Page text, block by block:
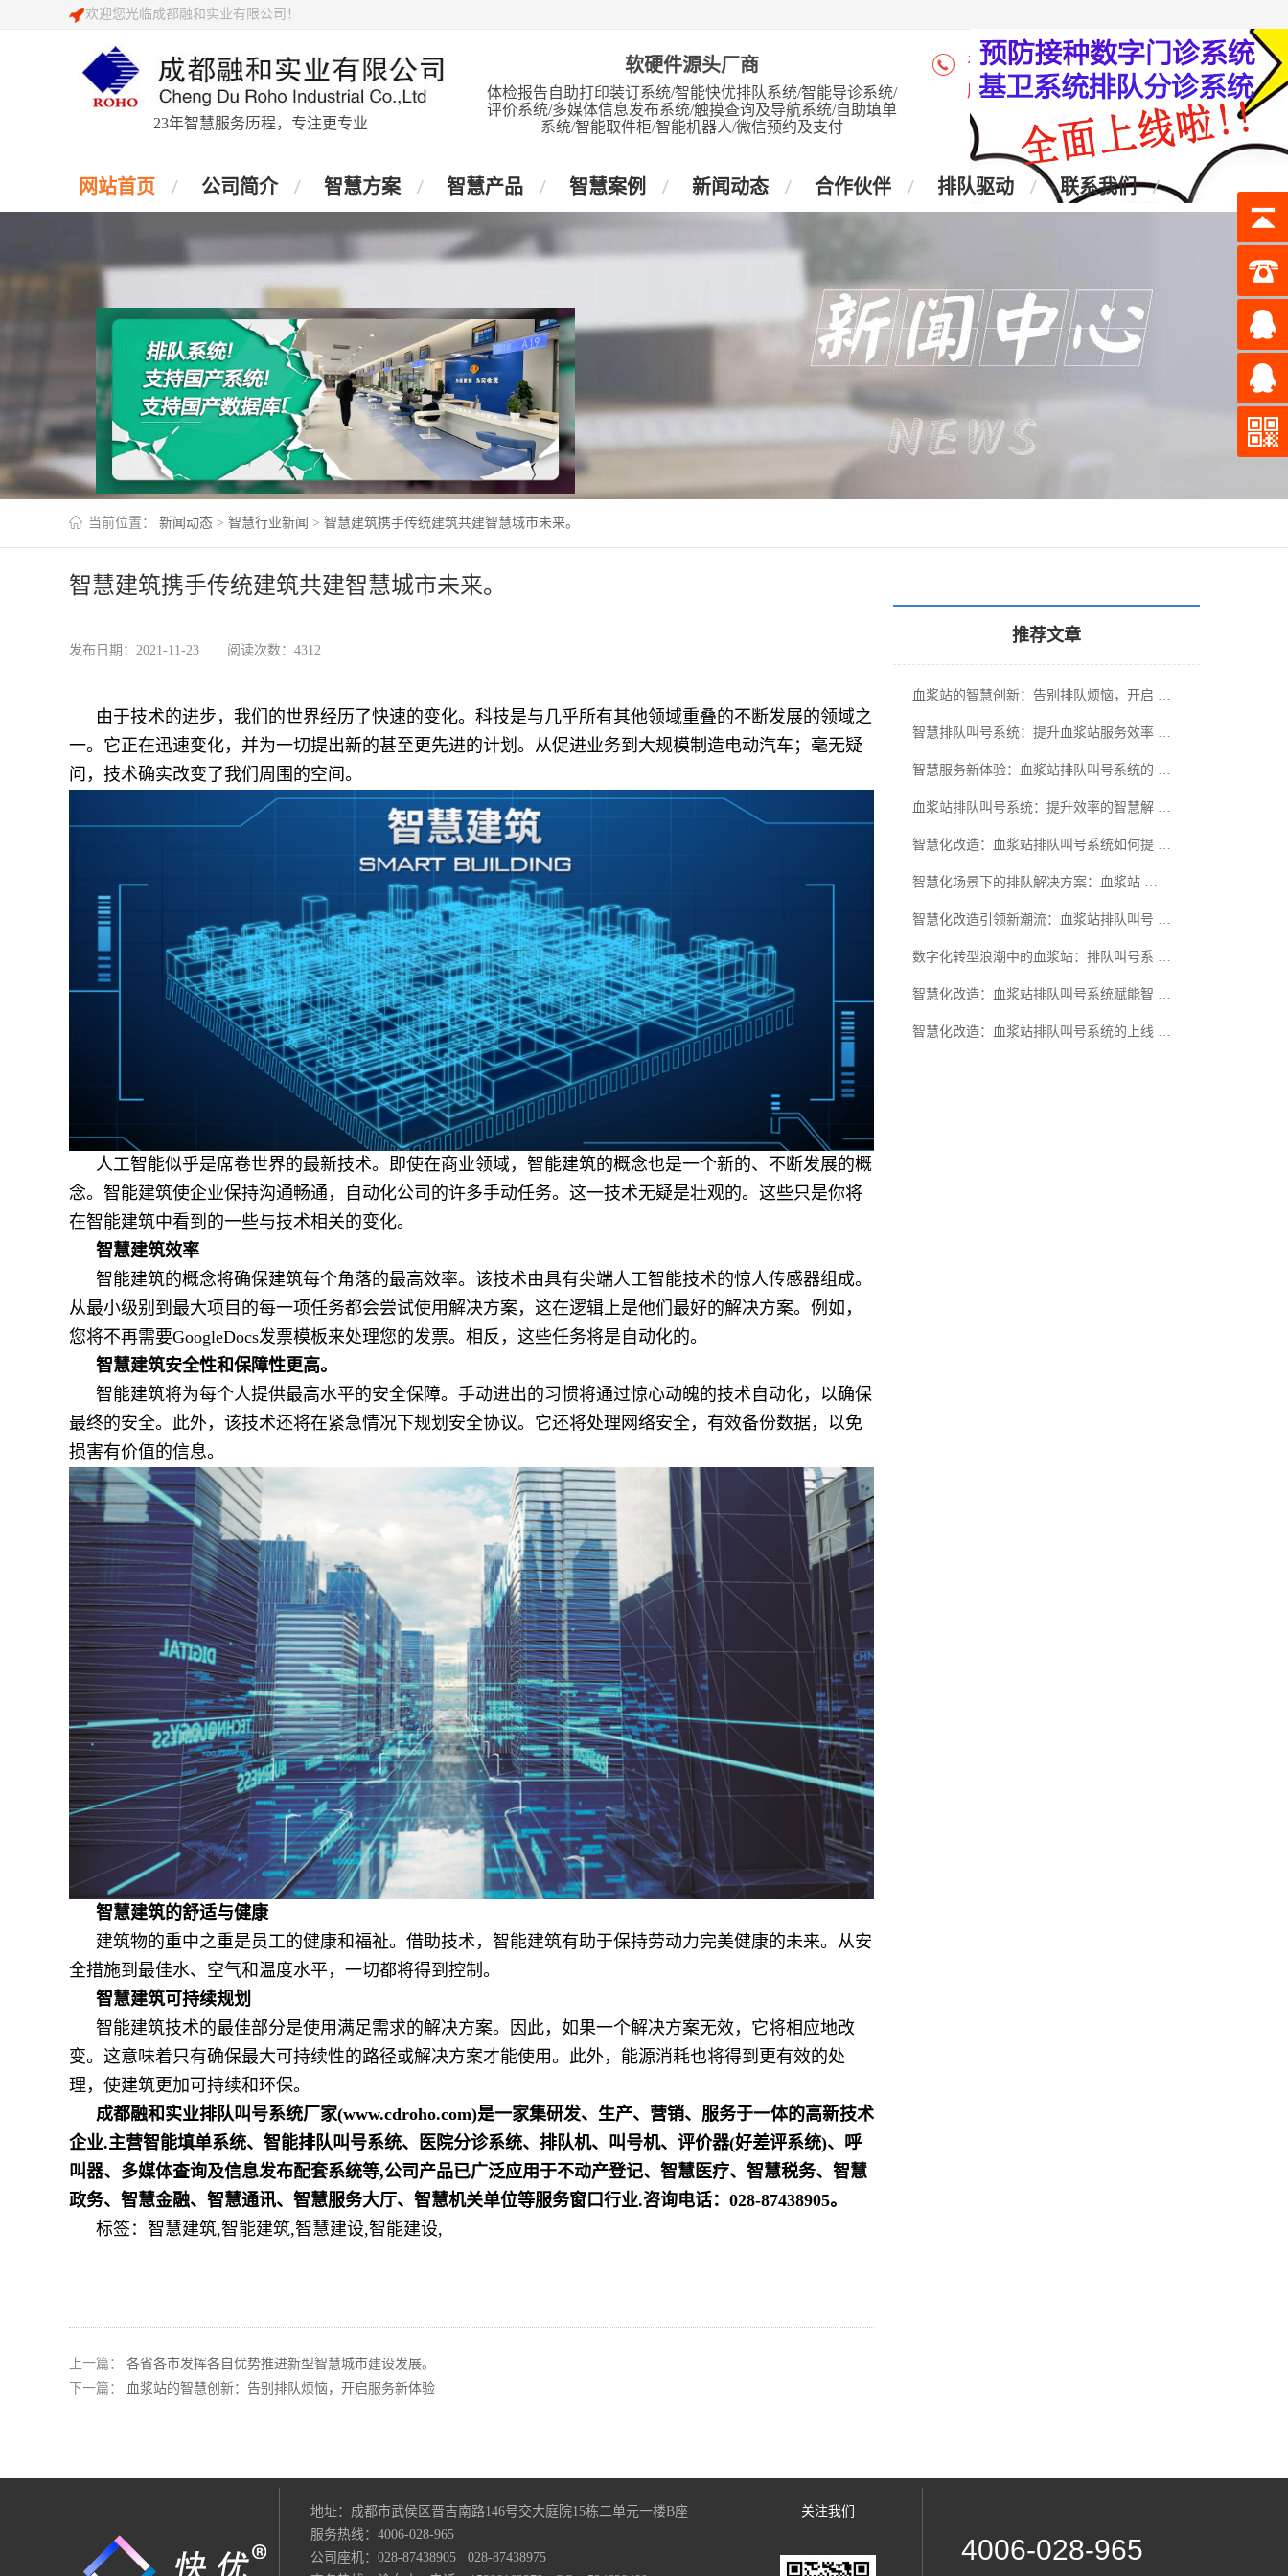
欢迎您光临成都融和实业有限公司！
23年智慧服务历程，专注更专业
软硬件源头厂商
体检报告自助打印装订系统/智能快优排队系统/智能导诊系统/
评价系统/多媒体信息发布系统/触摸查询及导航系统/自助填单
系统/智能取件柜/智能机器人/微信预约及支付
咨询热线：4006-028-965
座 机：028-87438905
网站首页 公司简介 智慧方案 智慧产品 智慧案例 新闻动态 合作伙伴 排队驱动 联系我们
当前位置： 新闻动态 > 智慧行业新闻 > 智慧建筑携手传统建筑共建智慧城市未来。
智慧建筑携手传统建筑共建智慧城市未来。
发布日期：2021-11-23 阅读次数：4312
由于技术的进步，我们的世界经历了快速的变化。科技是与几乎所有其他领域重叠的不断发展的领域之
一。它正在迅速变化，并为一切提出新的甚至更先进的计划。从促进业务到大规模制造电动汽车；毫无疑
问，技术确实改变了我们周围的空间。
人工智能似乎是席卷世界的最新技术。即使在商业领域，智能建筑的概念也是一个新的、不断发展的概
念。智能建筑使企业保持沟通畅通，自动化公司的许多手动任务。这一技术无疑是壮观的。这些只是你将
在智能建筑中看到的一些与技术相关的变化。
智慧建筑效率
智能建筑的概念将确保建筑每个角落的最高效率。该技术由具有尖端人工智能技术的惊人传感器组成。
从最小级别到最大项目的每一项任务都会尝试使用解决方案，这在逻辑上是他们最好的解决方案。例如，
您将不再需要GoogleDocs发票模板来处理您的发票。相反，这些任务将是自动化的。
智慧建筑安全性和保障性更高。
智能建筑将为每个人提供最高水平的安全保障。手动进出的习惯将通过惊心动魄的技术自动化，以确保
最终的安全。此外，该技术还将在紧急情况下规划安全协议。它还将处理网络安全，有效备份数据，以免
损害有价值的信息。
智慧建筑的舒适与健康
建筑物的重中之重是员工的健康和福祉。借助技术，智能建筑有助于保持劳动力完美健康的未来。从安
全措施到最佳水、空气和温度水平，一切都将得到控制。
智慧建筑可持续规划
智能建筑技术的最佳部分是使用满足需求的解决方案。因此，如果一个解决方案无效，它将相应地改
变。这意味着只有确保最大可持续性的路径或解决方案才能使用。此外，能源消耗也将得到更有效的处
理，使建筑更加可持续和环保。
成都融和实业排队叫号系统厂家(www.cdroho.com)是一家集研发、生产、营销、服务于一体的高新技术
企业.主营智能填单系统、智能排队叫号系统、医院分诊系统、排队机、叫号机、评价器(好差评系统)、呼
叫器、多媒体查询及信息发布配套系统等,公司产品已广泛应用于不动产登记、智慧医疗、智慧税务、智慧
政务、智慧金融、智慧通讯、智慧服务大厅、智慧机关单位等服务窗口行业.咨询电话：028-87438905。
标签：智慧建筑,智能建筑,智慧建设,智能建设,
上一篇： 各省各市发挥各自优势推进新型智慧城市建设发展。
下一篇：
血浆站的智慧创新：告别排队烦恼，开启服务新体验
推荐文章
血浆站的智慧创新：告别排队烦恼，开启 …
智慧排队叫号系统：提升血浆站服务效率 …
智慧服务新体验：血浆站排队叫号系统的 …
血浆站排队叫号系统：提升效率的智慧解 …
智慧化改造：血浆站排队叫号系统如何提 …
智慧化场景下的排队解决方案：血浆站 …
智慧化改造引领新潮流：血浆站排队叫号 …
数字化转型浪潮中的血浆站：排队叫号系 …
智慧化改造：血浆站排队叫号系统赋能智 …
智慧化改造：血浆站排队叫号系统的上线 …
地址：成都市武侯区晋吉南路146号交大庭院15栋二单元一楼B座
服务热线：4006-028-965
公司座机：028-87438905 028-87438975
关注我们
4006-028-965